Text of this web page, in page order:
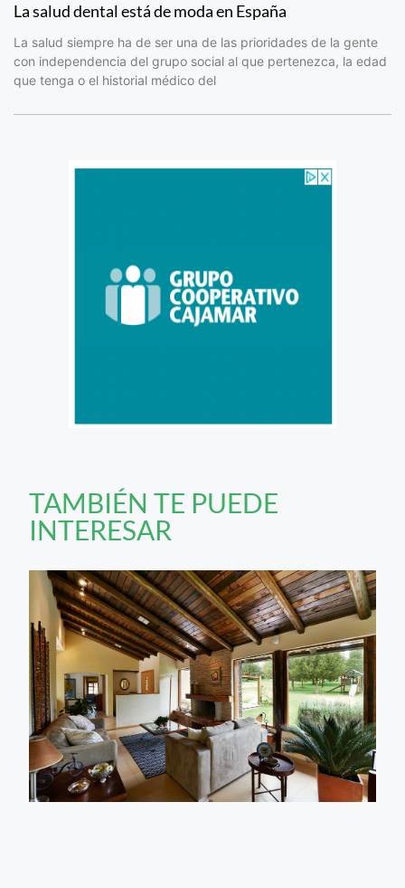
La salud dental está de moda en España
La salud siempre ha de ser una de las prioridades de la gente
con independencia del grupo social al que pertenezca, la edad
que tenga o el historial médico del
TAMBIÉN TE PUEDE
INTERESAR